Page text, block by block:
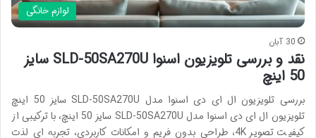
لوازم خانگی
30 آبان
نقد و بررسی تلویزیون اسنوا SLD-50SA270U سایز
50 اینچ
بررسی تلویزیون ال ای دی اسنوا مدل SLD-50SA270U سایز 50 اینچ
تلویزیون ال ای دی اسنوا مدل SLD-50SA270U سایز 50 اینچ، با ترکیبی از
کیفیت تصویر 4K، طراحی بدون فریم و امکانات کاربردی، تجربه ای لذت